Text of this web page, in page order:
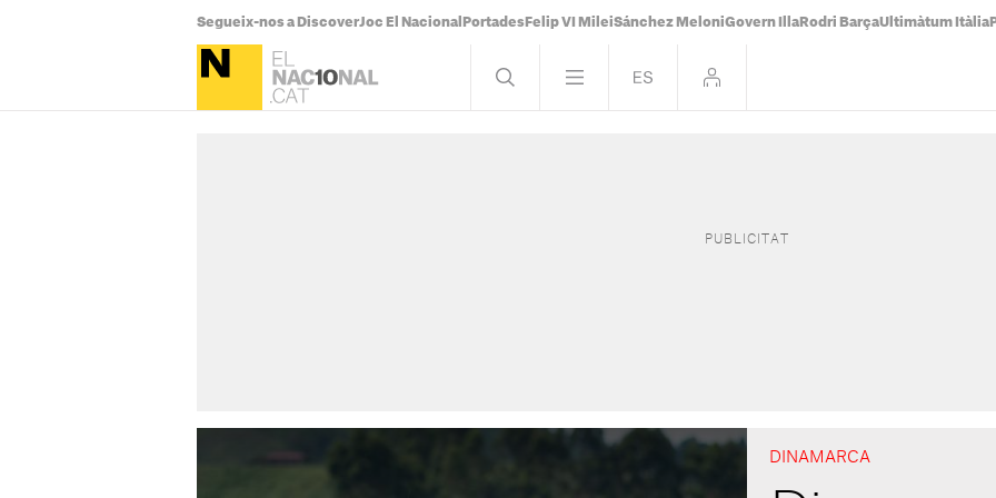
Segueix-nos a DiscoverJoc El Nacional Portades Felip VI MileiSánchez MeloniGovern Illa Rodri BarçaUltimàtum Itàlia
DINAMARCA